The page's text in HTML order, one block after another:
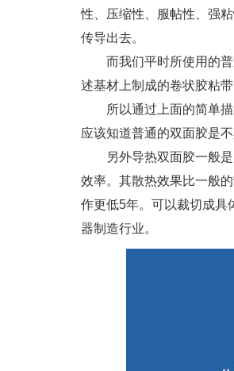
性、压缩性、服帖性、强
传导出去。
而我们平时所使用的
述基材上制成的卷状胶粘
所以通过上面的简单
应该知道普通的双面胶是
另外导热双面胶一般
效率。其散热效果比一般
作更低5年。可以裁切成具
器制造行业。